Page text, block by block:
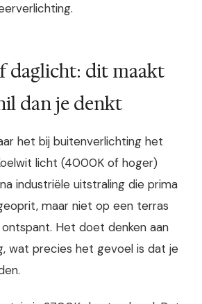
daglicht: dit maakt
dan je denkt
het bij buitenverlichting het
licht (4000K of hoger)
industriële uitstraling die prima
maar niet op een terras
Het doet denken aan
wat precies het gevoel is dat je